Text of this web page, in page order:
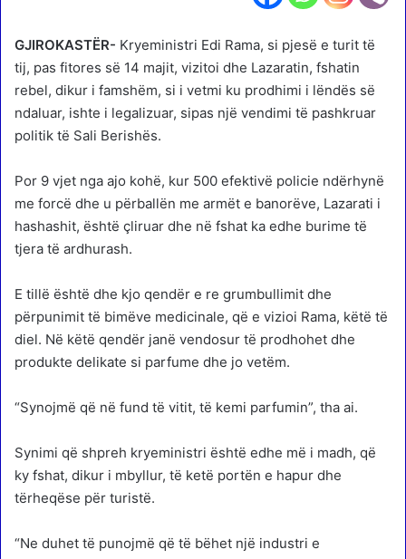
GJIROKASTËR- Kryeministri Edi Rama, si pjesë e turit të
tij, pas fitores së 14 majit, vizitoi dhe Lazaratin, fshatin
rebel, dikur i famshëm, si i vetmi ku prodhimi i lëndës së
ndaluar, ishte i legalizuar, sipas një vendimi të pashkruar
politik të Sali Berishës.
Por 9 vjet nga ajo kohë, kur 500 efektivë policie ndërhynë
me forcë dhe u përballën me armët e banorëve, Lazarati i
hashashit, është çliruar dhe në fshat ka edhe burime të
tjera të ardhurash.
E tillë është dhe kjo qendër e re grumbullimit dhe
përpunimit të bimëve medicinale, që e vizioi Rama, këtë të
diel. Në këtë qendër janë vendosur të prodhohet dhe
produkte delikate si parfume dhe jo vetëm.
“Synojmë që në fund të vitit, të kemi parfumin”, tha ai.
Synimi që shpreh kryeministri është edhe më i madh, që
ky fshat, dikur i mbyllur, të ketë portën e hapur dhe
tërheqëse për turistë.
“Ne duhet të punojmë që të bëhet një industri e